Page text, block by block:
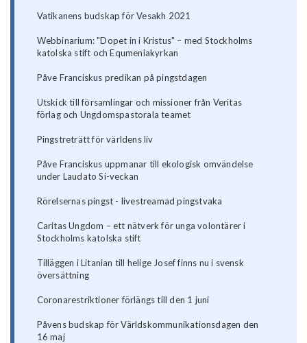
Vatikanens budskap för Vesakh 2021
Webbinarium: "Dopet in i Kristus" – med Stockholms
katolska stift och Equmeniakyrkan
Påve Franciskus predikan på pingstdagen
Utskick till församlingar och missioner från Veritas
förlag och Ungdomspastorala teamet
Pingstreträtt för världens liv
Påve Franciskus uppmanar till ekologisk omvändelse
under Laudato Si-veckan
Rörelsernas pingst - livestreamad pingstvaka
Caritas Ungdom – ett nätverk för unga volontärer i
Stockholms katolska stift
Tilläggen i Litanian till helige Josef finns nu i svensk
översättning
Coronarestriktioner förlängs till den 1 juni
Påvens budskap för Världskommunikationsdagen den
16 maj